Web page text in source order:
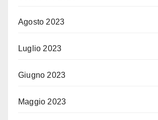
Agosto 2023
Luglio 2023
Giugno 2023
Maggio 2023